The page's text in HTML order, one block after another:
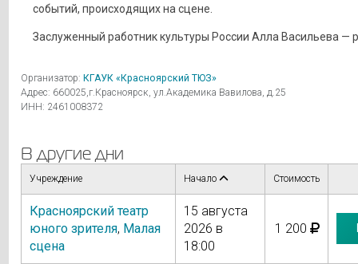
событий, происходящих на сцене.
Заслуженный работник культуры России Алла Васильева —
Организатор: КГАУК «Красноярский ТЮЗ»
Адрес: 660025,г.Красноярск, ул.Академика Вавилова, д.25
ИНН: 2461008372
В другие дни
Учреждение Начало Стоимость
Красноярский театр
юного зрителя, Малая
сцена
15 августа
2026 в
18:00
1 200